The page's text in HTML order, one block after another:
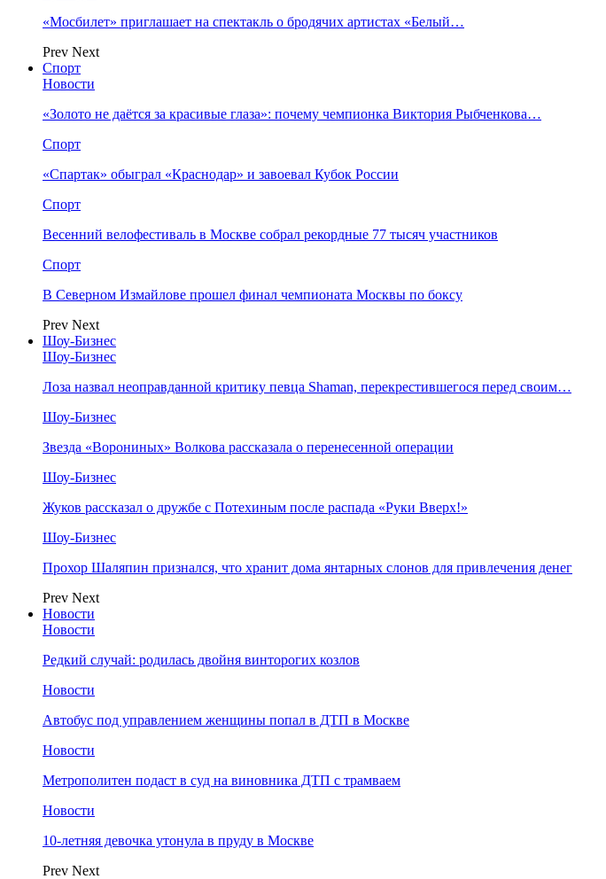
«Мосбилет» приглашает на спектакль о бродячих артистах «Белый…
Prev Next
Спорт
Новости
«Золото не даётся за красивые глаза»: почему чемпионка Виктория Рыбченкова…
Спорт
«Спартак» обыграл «Краснодар» и завоевал Кубок России
Спорт
Весенний велофестиваль в Москве собрал рекордные 77 тысяч участников
Спорт
В Северном Измайлове прошел финал чемпионата Москвы по боксу
Prev Next
Шоу-Бизнес
Шоу-Бизнес
Лоза назвал неоправданной критику певца Shaman, перекрестившегося перед своим…
Шоу-Бизнес
Звезда «Ворониных» Волкова рассказала о перенесенной операции
Шоу-Бизнес
Жуков рассказал о дружбе с Потехиным после распада «Руки Вверх!»
Шоу-Бизнес
Прохор Шаляпин признался, что хранит дома янтарных слонов для привлечения денег
Prev Next
Новости
Новости
Редкий случай: родилась двойня винторогих козлов
Новости
Автобус под управлением женщины попал в ДТП в Москве
Новости
Метрополитен подаст в суд на виновника ДТП с трамваем
Новости
10-летняя девочка утонула в пруду в Москве
Prev Next